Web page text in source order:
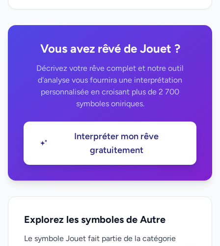
Vous avez rêvé de Jouet ?
Décrivez votre rêve complet et notre outil
d'analyse vous fournira une interprétation
personnalisée en croisant plus de 2 700
symboles oniriques.
Interpréter mon rêve
gratuitement
Explorez les symboles de Autre
Le symbole Jouet fait partie de la catégorie